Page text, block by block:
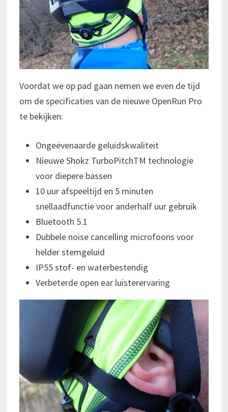
Voordat we op pad gaan nemen we even de tijd
om de specificaties van de nieuwe OpenRun Pro
te bekijken:
Ongeëvenaarde geluidskwaliteit
Nieuwe Shokz TurboPitchTM technologie
voor diepere bassen
10 uur afspeeltijd en 5 minuten
snellaadfunctie voor anderhalf uur gebruik
Bluetooth 5.1
Dubbele noise cancelling microfoons voor
helder stemgeluid
IP55 stof- en waterbestendig
Verbeterde open ear luisterervaring